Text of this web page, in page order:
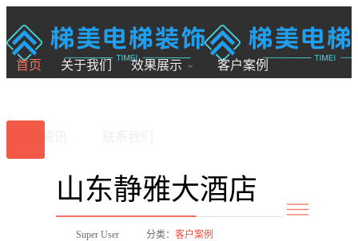
首页 关于我们 效果展示 客户案例
山东静雅大酒店
Super User 分类： 客户案例